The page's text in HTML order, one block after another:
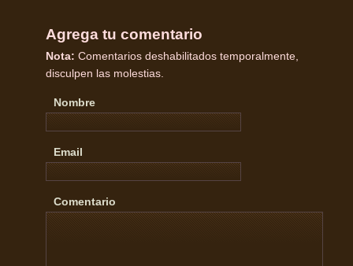
Agrega tu comentario
Nota: Comentarios deshabilitados temporalmente,
disculpen las molestias.
Nombre
Email
Comentario